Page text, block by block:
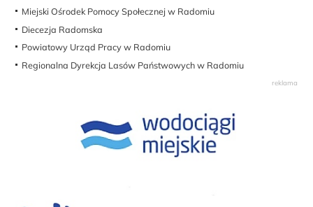
Miejski Ośrodek Pomocy Społecznej w Radomiu
Diecezja Radomska
Powiatowy Urząd Pracy w Radomiu
Regionalna Dyrekcja Lasów Państwowych w Radomiu